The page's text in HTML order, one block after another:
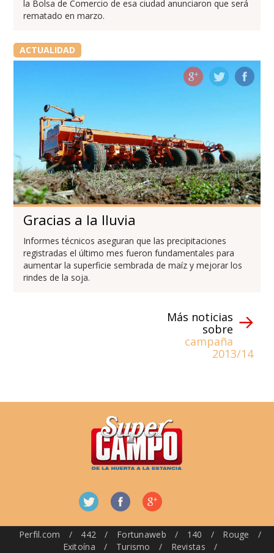
la Bolsa de Comercio de esa ciudad anunciaron que será
rematado en marzo.
ACTUALIDAD
Gracias a la lluvia
Informes técnicos aseguran que las precipitaciones
registradas el último mes fueron fundamentales para
aumentar la superficie sembrada de maíz y mejorar los
rindes de la soja.
Más noticias
sobre
campaña
2013/14
Perfil.com / 442 / Fortunaweb / 140 / Rouge
/
Exitoína
/ Turismo / Revistas /